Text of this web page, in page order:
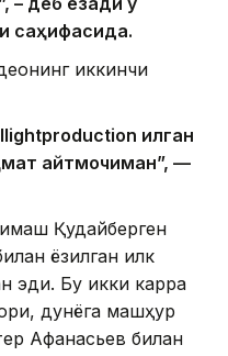
саҳифасида.
иккинчи
қилган
айтмоқчиман”, —
Қудайберген
ёзилган илк
эди. Бу икки карра
дунёга машҳур
Афанасьев билан